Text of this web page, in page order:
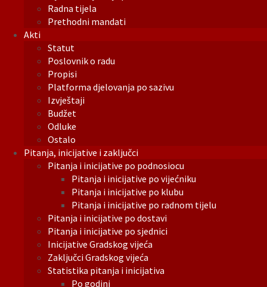
Radna tijela
Prethodni mandati
Akti
Statut
Poslovnik o radu
Propisi
Platforma djelovanja po sazivu
Izvještaji
Budžet
Odluke
Ostalo
Pitanja, inicijative i zaključci
Pitanja i inicijative po podnosiocu
Pitanja i inicijative po vijećniku
Pitanja i inicijative po klubu
Pitanja i inicijative po radnom tijelu
Pitanja i inicijative po dostavi
Pitanja i inicijative po sjednici
Inicijative Gradskog vijeća
Zaključci Gradskog vijeća
Statistika pitanja i inicijativa
Po godini